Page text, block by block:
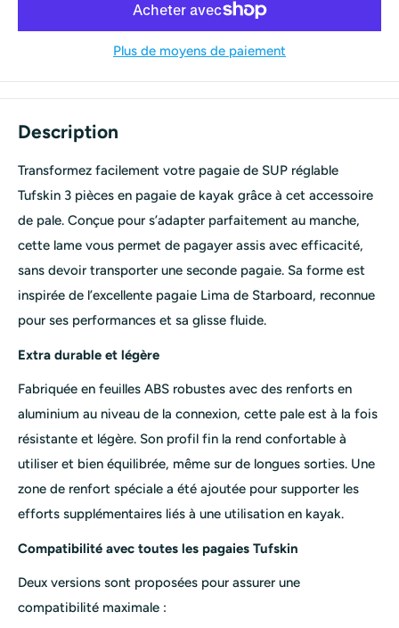
Plus de moyens de paiement
Description
Transformez facilement votre pagaie de SUP réglable
Tufskin 3 pièces en pagaie de kayak grâce à cet accessoire
de pale. Conçue pour s’adapter parfaitement au manche,
cette lame vous permet de pagayer assis avec efficacité,
sans devoir transporter une seconde pagaie. Sa forme est
inspirée de l’excellente pagaie Lima de Starboard, reconnue
pour ses performances et sa glisse fluide.
Extra durable et légère
Fabriquée en feuilles ABS robustes avec des renforts en
aluminium au niveau de la connexion, cette pale est à la fois
résistante et légère. Son profil fin la rend confortable à
utiliser et bien équilibrée, même sur de longues sorties. Une
zone de renfort spéciale a été ajoutée pour supporter les
efforts supplémentaires liés à une utilisation en kayak.
Compatibilité avec toutes les pagaies Tufskin
Deux versions sont proposées pour assurer une
compatibilité maximale :